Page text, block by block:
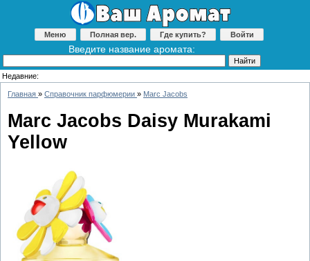
Меню Полная вер. Где купить? Войти
Введите название аромата:
Недавние:
Главная » Справочник парфюмерии » Marc Jacobs
Marc Jacobs Daisy Murakami
Yellow